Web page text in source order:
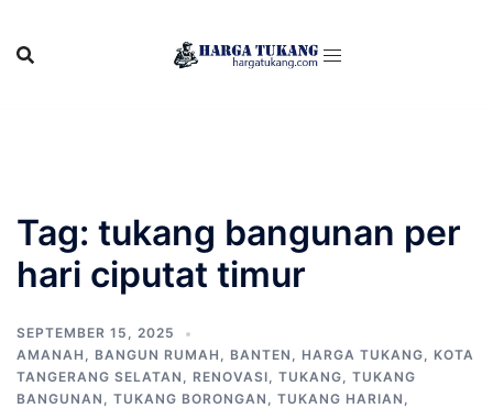
content
Tag: tukang bangunan per
hari ciputat timur
SEPTEMBER 15, 2025
AMANAH , BANGUN RUMAH , BANTEN , HARGA TUKANG, KOTA
TANGERANG SELATAN , RENOVASI, TUKANG, TUKANG
BANGUNAN , TUKANG BORONGAN , TUKANG HARIAN ,